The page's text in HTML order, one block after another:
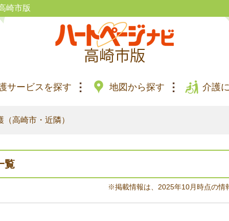
崎市版
サービスを探す 地図から探す 介護
（高崎市・近隣）
覧
※掲載情報は、2025年10月時点の情